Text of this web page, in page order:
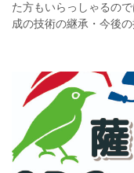
た方もいらっしゃるの
成の技術の継承・今後